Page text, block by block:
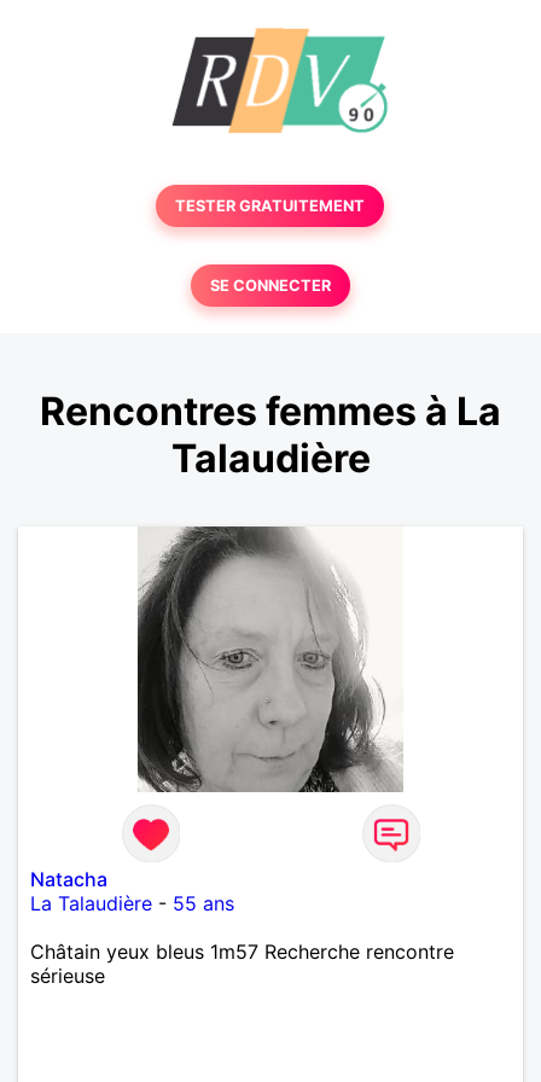
TESTER GRATUITEMENT
SE CONNECTER
Rencontres femmes à La
Talaudière
Natacha
La Talaudière - 55 ans
Châtain yeux bleus 1m57 Recherche rencontre
sérieuse